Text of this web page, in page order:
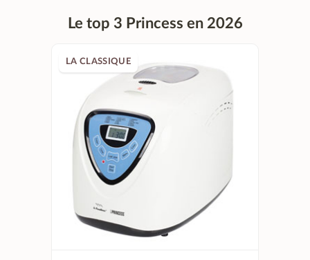
Le top 3 Princess en 2026
LA CLASSIQUE